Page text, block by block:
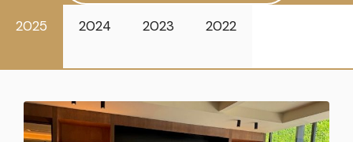
2025 2024 2023 2022